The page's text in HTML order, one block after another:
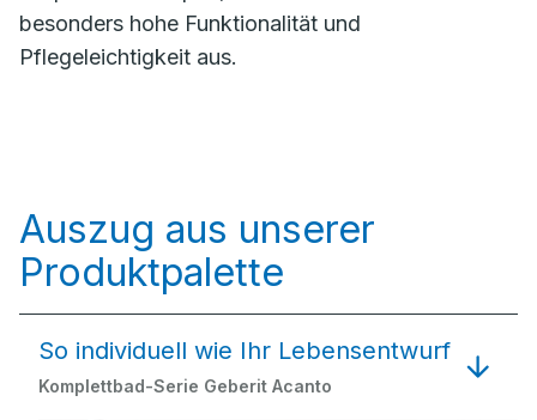
besonders hohe Funktionalität und
Pflegeleichtigkeit aus.
Auszug aus unserer
Produktpalette
So individuell wie Ihr Lebensentwurf
Komplettbad-Serie Geberit Acanto